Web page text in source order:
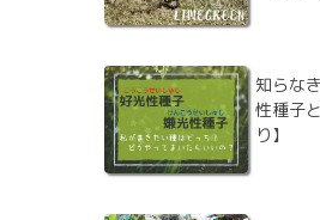
知らな
性種子
り】